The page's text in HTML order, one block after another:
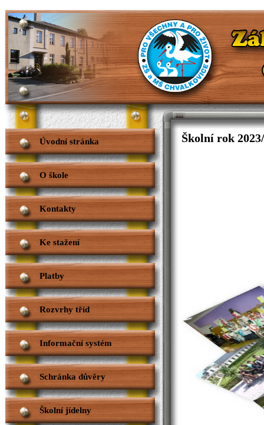
Úvodní stránka
O škole
Kontakty
Ke stažení
Platby
Rozvrhy tříd
Informační systém
Schránka důvěry
Školní jídelny
Školní rok